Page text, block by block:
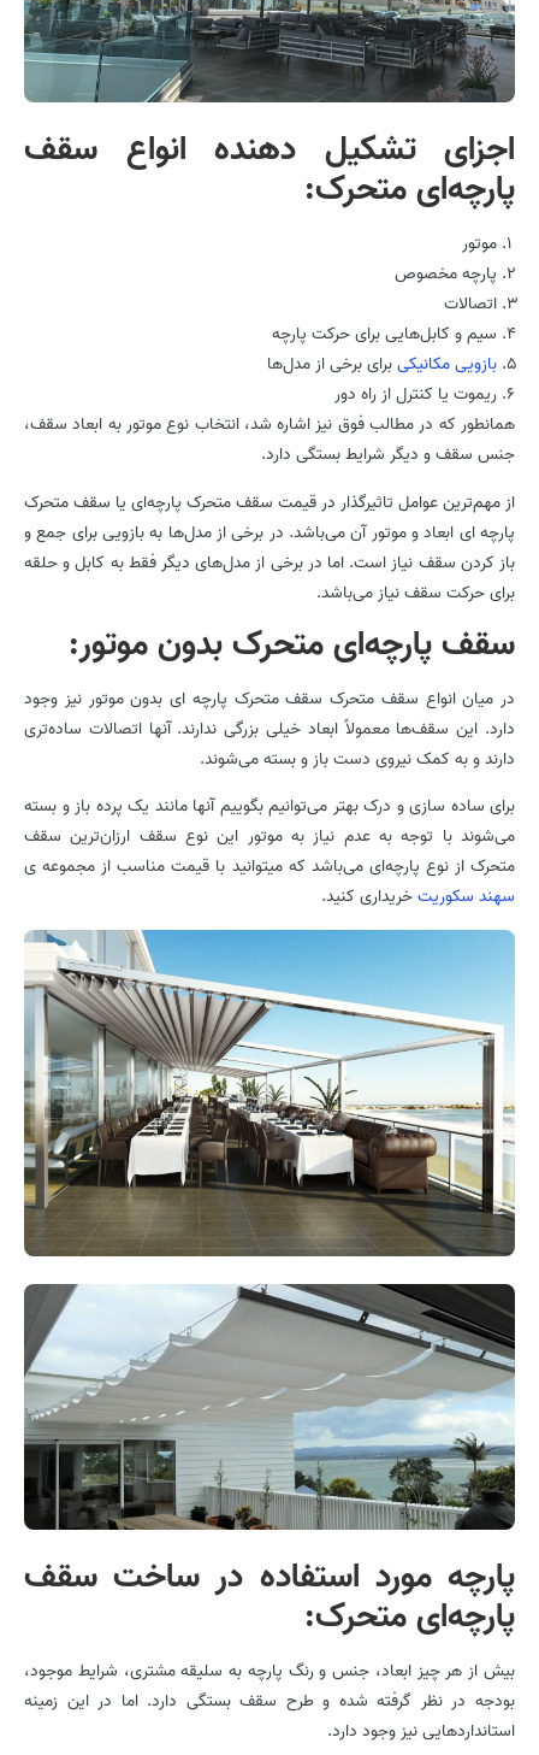
اجزای تشکیل دهنده انواع سقف
پارچه‌ای متحرک:
موتور
پارچه مخصوص
اتصالات
سیم و کابل‌هایی برای حرکت پارچه
بازویی مکانیکیبرای برخی از مدل‌ها
ریموت یا کنترل از راه دور
همانطور که در مطالب فوق نیز اشاره شد، انتخاب نوع موتور به ابعاد سقف،
جنس سقف و دیگر شرایط بستگی دارد.
از مهم‌ترین عوامل تاثیرگذار در قیمت سقف متحرک پارچه‌ای یا سقف متحرک
پارچه ای ابعاد و موتور آن می‌باشد. در برخی از مدل‌ها به بازویی برای جمع و
باز کردن سقف نیاز است. اما در برخی از مدل‌های دیگر فقط به کابل و حلقه
برای حرکت سقف نیاز می‌باشد.
سقف پارچه‌ای متحرک بدون موتور:
در میان انواع سقف متحرک سقف متحرک پارچه ای بدون موتور نیز وجود
دارد. این سقف‌ها معمولاً ابعاد خیلی بزرگی ندارند. آنها اتصالات ساده‌تری
دارند و به کمک نیروی دست باز و بسته می‌شوند.
برای ساده سازی و درک بهتر می‌توانیم بگوییم آنها مانند یک پرده باز و بسته
می‌شوند با توجه به عدم نیاز به موتور این نوع سقف ارزان‌ترین سقف
متحرک از نوع پارچه‌ای می‌باشد که میتوانید با قیمت مناسب از مجموعه ی
سهند سکوریتخریداری کنید.
پارچه مورد استفاده در ساخت سقف
پارچه‌ای متحرک:
بیش از هر چیز ابعاد، جنس و رنگ پارچه به سلیقه مشتری، شرایط موجود،
بودجه در نظر گرفته شده و طرح سقف بستگی دارد. اما در این زمینه
استانداردهایی نیز وجود دارد.